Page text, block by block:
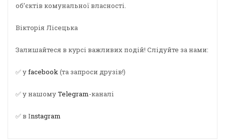
об’єктів комунальної власності.
Вікторія Лісецька
Залишайтеся в курсі важливих подій! Слідуйте за нами:
✅ уfacebook(та запроси друзів!)
✅ у нашомуTelegram-каналі
✅ в Instagram